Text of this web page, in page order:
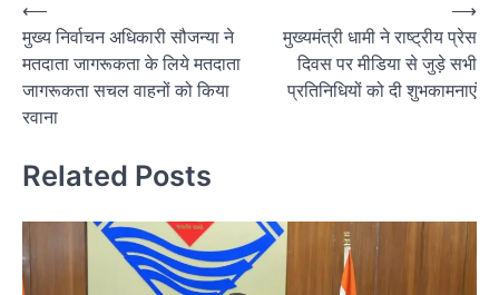
Post
navigation
⟵
मुख्य निर्वाचन अधिकारी सौजन्या ने
मतदाता जागरूकता के लिये मतदाता
जागरूकता सचल वाहनों को किया
रवाना
मुख्यमंत्री धामी ने राष्ट्रीय प्रेस
दिवस पर मीडिया से जुड़े सभी
प्रतिनिधियों को दी शुभकामनाएं
⟶
Related Posts